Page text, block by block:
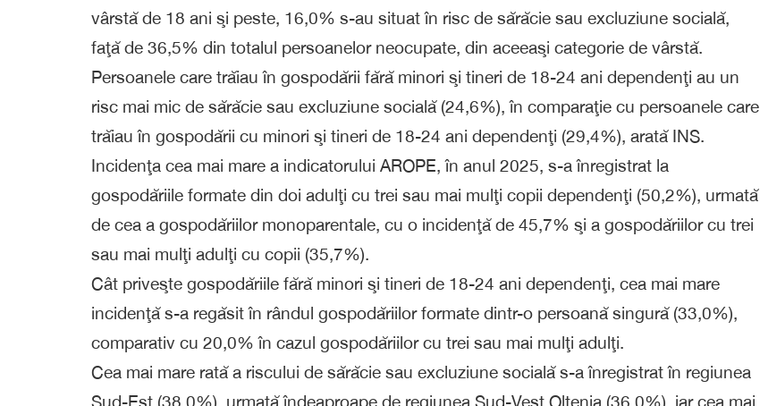
vârstă de 18 ani şi peste, 16,0% s-au situat în risc de sărăcie sau excluziune socială,
faţă de 36,5% din totalul persoanelor neocupate, din aceeaşi categorie de vârstă.
Persoanele care trăiau în gospodării fără minori şi tineri de 18-24 ani dependenţi au un
risc mai mic de sărăcie sau excluziune socială (24,6%), în comparaţie cu persoanele care
trăiau în gospodării cu minori şi tineri de 18-24 ani dependenţi (29,4%), arată INS.
Incidenţa cea mai mare a indicatorului AROPE, în anul 2025, s-a înregistrat la
gospodăriile formate din doi adulţi cu trei sau mai mulţi copii dependenţi (50,2%), urmată
de cea a gospodăriilor monoparentale, cu o incidenţă de 45,7% şi a gospodăriilor cu trei
sau mai mulţi adulţi cu copii (35,7%).
Cât priveşte gospodăriile fără minori şi tineri de 18-24 ani dependenţi, cea mai mare
incidenţă s-a regăsit în rândul gospodăriilor formate dintr-o persoană singură (33,0%),
comparativ cu 20,0% în cazul gospodăriilor cu trei sau mai mulţi adulţi.
Cea mai mare rată a riscului de sărăcie sau excluziune socială s-a înregistrat în regiunea
Sud-Est (38,0%), urmată îndeaproape de regiunea Sud-Vest Oltenia (36,0%), iar cea mai